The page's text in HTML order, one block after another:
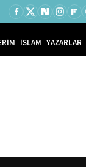
İSLAM YAZARLAR